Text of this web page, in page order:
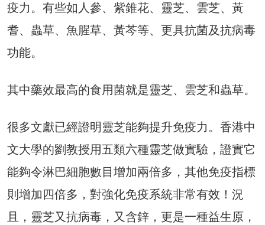
疫力。有些如人參、紫錐花、靈芝、雲芝、黃
耆、蟲草、魚腥草、黃芩等、更具抗菌及抗病毒
功能。
其中藥效最高的食用菌就是靈芝、雲芝和蟲草。
很多文獻已經證明靈芝能夠提升免疫力。香港中
文大學的劉教授用五類六種靈芝做實驗，證實它
能夠令淋巴細胞數目增加兩倍多，其他免疫指標
則增加四倍多，對強化免疫系統非常有效！況
且，靈芝又抗病毒，又含鋅，更是一種益生原，